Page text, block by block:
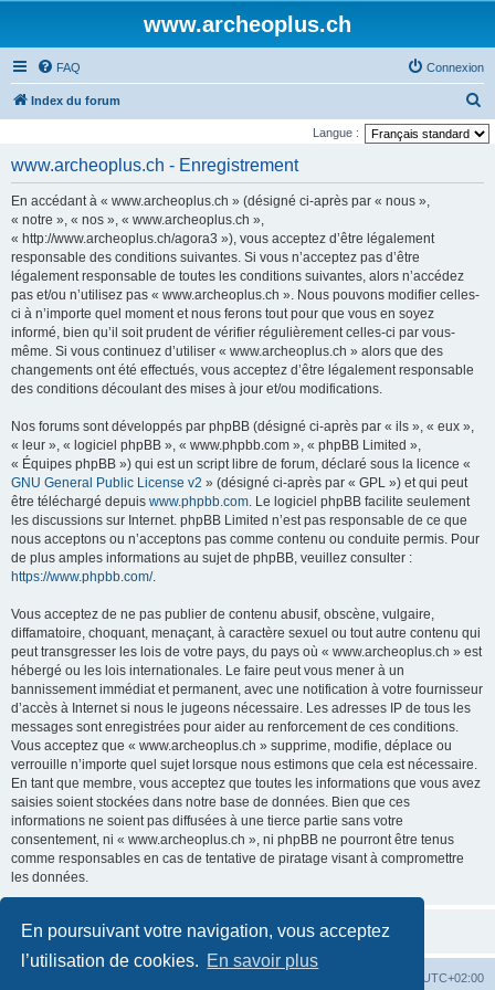
En poursuivant votre navigation, vous acceptez
l’utilisation de cookies. En savoir plus
www.archeoplus.ch
FAQ Connexion
Index du forum
e
Langue :
www.archeoplus.ch - Enregistrement
En accédant à « www.archeoplus.ch » (désigné ci-après par « nous »,
« notre », « nos », « www.archeoplus.ch »,
« http://www.archeoplus.ch/agora3 »), vous acceptez d’être légalement
responsable des conditions suivantes. Si vous n’acceptez pas d’être
légalement responsable de toutes les conditions suivantes, alors n’accédez
pas et/ou n’utilisez pas « www.archeoplus.ch ». Nous pouvons modifier celles-
ci à n’importe quel moment et nous ferons tout pour que vous en soyez
informé, bien qu’il soit prudent de vérifier régulièrement celles-ci par vous-
même. Si vous continuez d’utiliser « www.archeoplus.ch » alors que des
changements ont été effectués, vous acceptez d’être légalement responsable
des conditions découlant des mises à jour et/ou modifications.
Nos forums sont développés par phpBB (désigné ci-après par « ils », « eux »,
« leur », « logiciel phpBB », « www.phpbb.com », « phpBB Limited »,
« Équipes phpBB ») qui est un script libre de forum, déclaré sous la licence «
GNU General Public License v2 » (désigné ci-après par « GPL ») et qui peut
être téléchargé depuis www.phpbb.com. Le logiciel phpBB facilite seulement
les discussions sur Internet. phpBB Limited n’est pas responsable de ce que
nous acceptons ou n’acceptons pas comme contenu ou conduite permis. Pour
de plus amples informations au sujet de phpBB, veuillez consulter :
https://www.phpbb.com/.
Vous acceptez de ne pas publier de contenu abusif, obscène, vulgaire,
diffamatoire, choquant, menaçant, à caractère sexuel ou tout autre contenu qui
peut transgresser les lois de votre pays, du pays où « www.archeoplus.ch » est
hébergé ou les lois internationales. Le faire peut vous mener à un
bannissement immédiat et permanent, avec une notification à votre fournisseur
d’accès à Internet si nous le jugeons nécessaire. Les adresses IP de tous les
messages sont enregistrées pour aider au renforcement de ces conditions.
Vous acceptez que « www.archeoplus.ch » supprime, modifie, déplace ou
verrouille n’importe quel sujet lorsque nous estimons que cela est nécessaire.
En tant que membre, vous acceptez que toutes les informations que vous avez
saisies soient stockées dans notre base de données. Bien que ces
informations ne soient pas diffusées à une tierce partie sans votre
consentement, ni « www.archeoplus.ch », ni phpBB ne pourront être tenus
comme responsables en cas de tentative de piratage visant à compromettre
les données.
UTC+02:00